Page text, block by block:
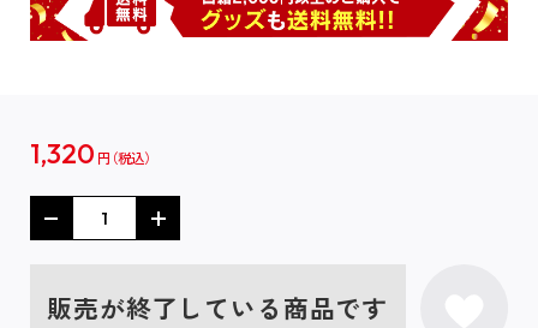
1,320 円
販売が終了している商品です